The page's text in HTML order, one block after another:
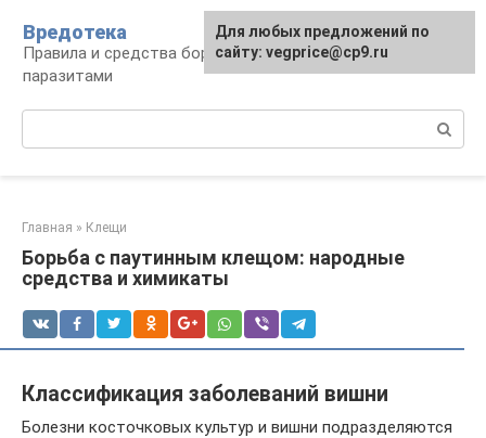
контенту
Вредотека
Правила и средства борьбы с вредителями и
паразитами
Главная » Клещи
Борьба с паутинным клещом: народные
средства и химикаты
Классификация заболеваний вишни
Болезни косточковых культур и вишни подразделяются
Для любых предложений по
сайту: vegprice@cp9.ru